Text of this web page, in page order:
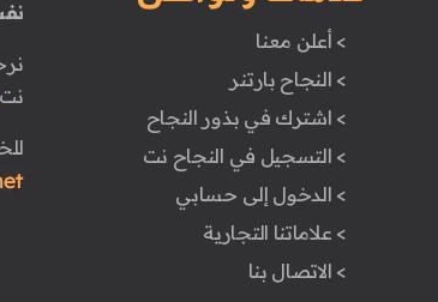
> أعلن معنا
> النجاح بارتنر
> اشترك في بذور النجاح
> التسجيل في النجاح نت
> الدخول إلى حسابي
> علاماتنا التجارية
> الاتصال بنا